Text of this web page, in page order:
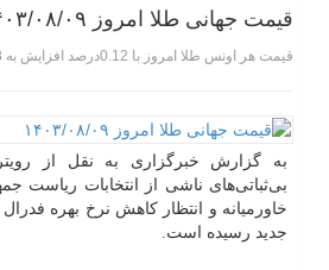
قیمت جهانی طلا امروز ۱۴۰۳/۰۸/۰۹
قیمت هر اونس طلا امروز با 0.12درصد افزایش به 2778 دلار و 15 سنت رسید.
به گزارش خبرگزاری به نقل از
بی‌ثباتی‌های ناشی از انتخابات ریاست
خاورمیانه و انتظار کاهش نرخ بهره
جدید رسیده است.